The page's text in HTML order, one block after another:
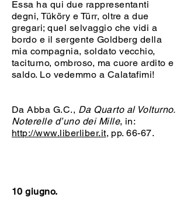
Essa ha qui due rappresentanti
degni, Tüköry e Türr, oltre a due
gregari; quel selvaggio che vidi a
bordo e il sergente Goldberg della
mia compagnia, soldato vecchio,
taciturno, ombroso, ma cuore ardito e
saldo. Lo vedemmo a Calatafimi!
Da Abba G.C., Da Quarto al Volturno.
Noterelle d’uno dei Mille, in:
http://www.liberliber.it, pp. 66-67.
10 giugno.